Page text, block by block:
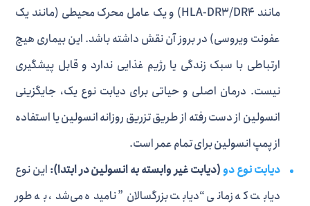
مانند HLA-DR3/DR4) و یک عامل محرک محیطی (مانند یک
عفونت ویروسی) در بروز آن نقش داشته باشد. این بیماری هیچ
ارتباطی با سبک زندگی یا رژیم غذایی ندارد و قابل پیشگیری
نیست. درمان اصلی و حیاتی برای دیابت نوع یک، جایگزینی
انسولین از دست رفته از طریق تزریق روزانه انسولین یا استفاده
از پمپ انسولین برای تمام عمر است.
دیابت نوع دو(دیابت غیر وابسته به انسولین در ابتدا): این نوع
دیابت که زمانی “دیابت بزرگسالان” نامیده می‌شد، به طور